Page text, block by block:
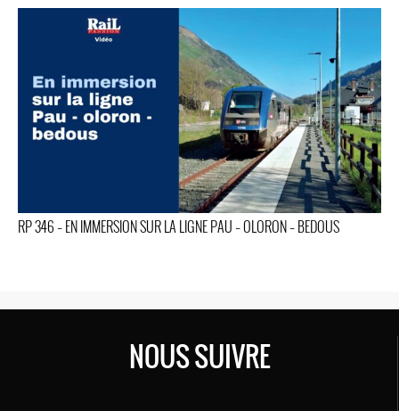
RP 346 – EN IMMERSION SUR LA LIGNE PAU – OLORON – BEDOUS
NOUS SUIVRE